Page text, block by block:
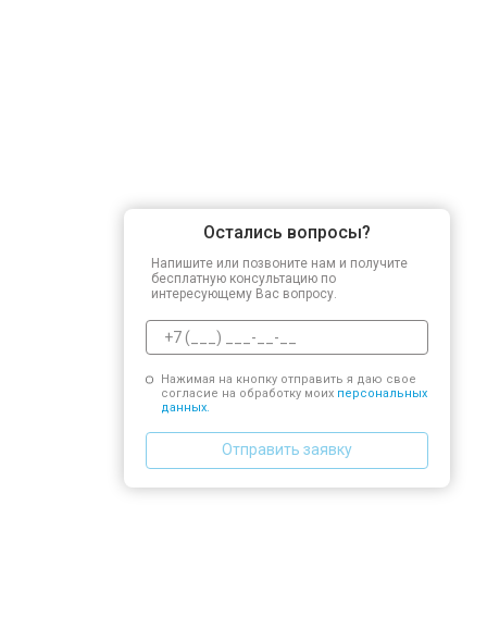
Остались вопросы?
Напишите или позвоните нам и получите
бесплатную консультацию по
интересующему Вас вопросу.
Нажимая на кнопку отправить я даю свое
согласие на обработку моих персональных
данных.
Отправить заявку